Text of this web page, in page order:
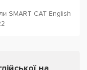
SMART CAT English